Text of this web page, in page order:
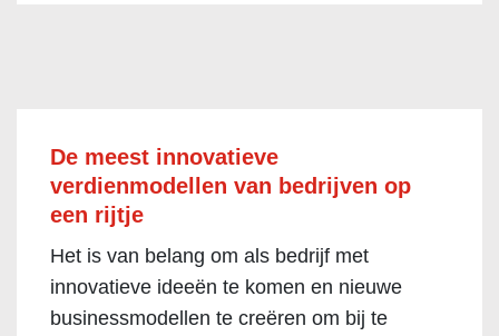
De meest innovatieve
verdienmodellen van bedrijven op
een rijtje
Het is van belang om als bedrijf met
innovatieve ideeën te komen en nieuwe
businessmodellen te creëren om bij te